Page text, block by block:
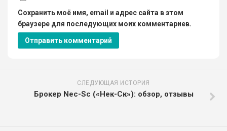
Сохранить моё имя, email и адрес сайта в этом
браузере для последующих моих комментариев.
СЛЕДУЮЩАЯ ИСТОРИЯ
Брокер Nec-Sc («Нек-Ск»): обзор, отзывы